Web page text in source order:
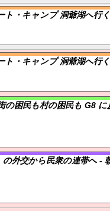
ト・キャンプ 洞爺湖へ行
ト・キャンプ 洞爺湖へ行
の困民も村の困民も G8 に
外交から民衆の連帯へ -